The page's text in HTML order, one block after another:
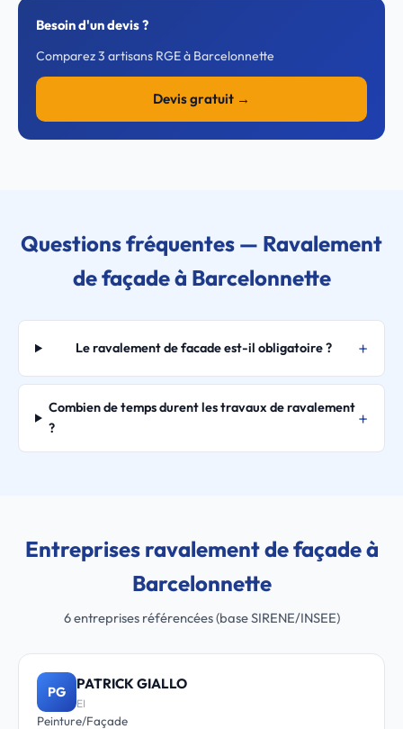
Besoin d'un devis ?
Comparez 3 artisans RGE à Barcelonnette
Devis gratuit →
Questions fréquentes — Ravalement
de façade à Barcelonnette
Le ravalement de facade est-il obligatoire ?
Combien de temps durent les travaux de ravalement
?
Entreprises ravalement de façade à
Barcelonnette
6 entreprises référencées (base SIRENE/INSEE)
PG PATRICK GIALLO
EI
Peinture/Façade